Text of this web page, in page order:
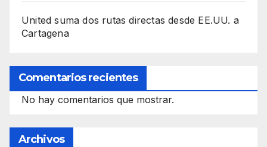
United suma dos rutas directas desde EE.UU. a
Cartagena
Comentarios recientes
No hay comentarios que mostrar.
Archivos